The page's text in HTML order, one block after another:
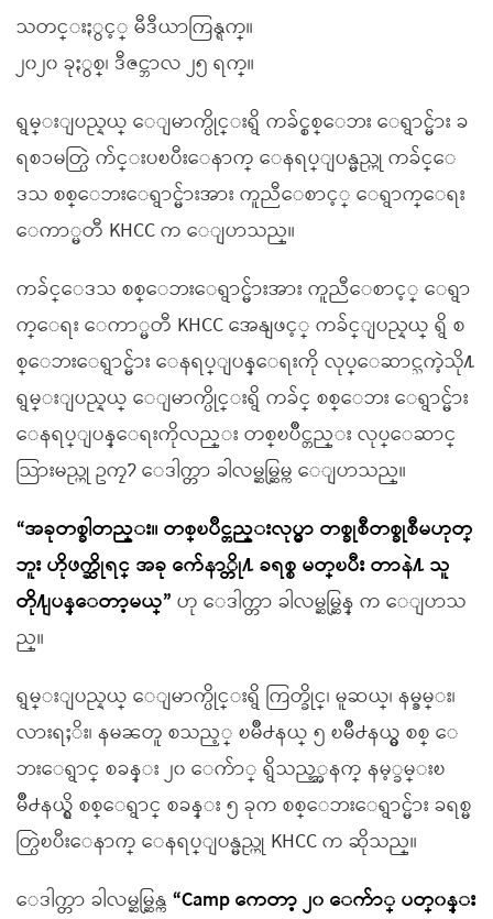
သတင္းႏွင့္ မီဒီယာကြန္ရက္။
၂၀၂၀ ခုႏွစ္၊ ဒီဇင္ဘာလ ၂၅ ရက္။
ရွမ္းျပည္နယ္ ေျမာက္ပိုင္းရွိ ကခ်င္စစ္ေဘး ေရွာင္မ်ား ခ
ရစၥမတ္ပြဲ က်င္းပၿပီးေနာက္ ေနရပ္ျပန္မည္ဟု ကခ်င္ေ
ဒသ စစ္ေဘးေရွာင္မ်ားအား ကူညီေစာင့္ ေရွာက္ေရး
ေကာ္မတီ KHCC က ေျပာသည္။
ကခ်င္ေဒသ စစ္ေဘးေရွာင္မ်ားအား ကူညီေစာင့္ ေရွာ
က္ေရး ေကာ္မတီ KHCC အေနျဖင့္ ကခ်င္ျပည္နယ္ ရွိ စ
စ္ေဘးေရွာင္မ်ား ေနရပ္ျပန္ေရးကို လုပ္ေဆာင္သကဲ့သို႔
ရွမ္းျပည္နယ္ ေျမာက္ပိုင္းရွိ ကခ်င္ စစ္ေဘး ေရွာင္မ်ား
ေနရပ္ျပန္ေရးကိုလည္း တစ္ၿပိဳင္တည္း လုပ္ေဆာင္
သြားမည္ဟု ဥကၠ႒ ေဒါက္တာ ခါလမ္ဆမ္ဆြမ္က ေျပာသည္။
“အခုတစ္ခါတည္း။ တစ္ၿပိဳင္တည္းလုပ္မွာ တစ္ခုစီတစ္ခုစီမဟုတ္
ဘူး ဟိုဖက္ဆိုရင္ အခု က်ေနာ္တို႔ ခရစ္စ မတ္ၿပီး တာနဲ႔ သူ
တို႔ျပန္ေတာ့မယ္” ဟု ေဒါက္တာ ခါလမ္ဆမ္ဆြန္ က ေျပာသ
ည္။
ရွမ္းျပည္နယ္ ေျမာက္ပိုင္းရွိ ကြတ္ခိုင္၊ မူဆယ္၊ နမ့္ခမ္း၊
လားရႈိး၊ နမၼတူ စသည့္ ၿမိဳ႕နယ္ ၅ ၿမိဳ႕နယ္မွ စစ္ ေ
ဘးေရွာင္ စခန္း ၂၀ ေက်ာ္ ရွိသည့္အနက္ နမ့္ခမ္းၿ
မိဳ႕နယ္ရွိ စစ္ေရွာင္ စခန္း ၅ ခုက စစ္ေဘးေရွာင္မ်ား ခရစ္မ
တ္ပြဲၿပီးေနာက္ ေနရပ္ျပန္မည္ဟု KHCC က ဆိုသည္။
ေဒါက္တာ ခါလမ္ဆမ္ဆြန္က “Camp ကေတာ့ ၂၀ ေက်ာ္ ပတ္၀န္း